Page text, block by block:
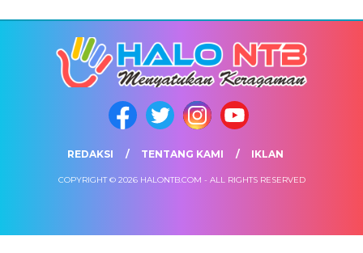
REDAKSI TENTANG KAMI IKLAN
COPYRIGHT © 2026 HALONTB.COM - ALL RIGHTS RESERVED